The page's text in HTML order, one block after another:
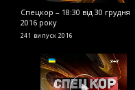
Спецкор – 18:30 від 30 грудня
2016 року
241 випуск 2016